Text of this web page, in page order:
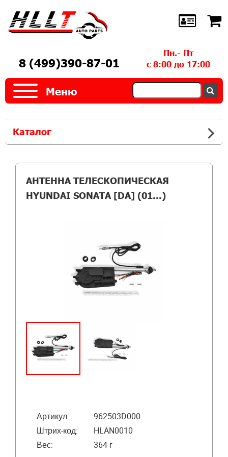
8 (499)390-87-01
Пн.- Пт
с 8:00 до 17:00
Меню
Каталог
АНТЕННА ТЕЛЕСКОПИЧЕСКАЯ
HYUNDAI SONATA [DA] (01...)
Артикул:
962503D000
Штрих-код:
HLAN0010
Вес:
364 г